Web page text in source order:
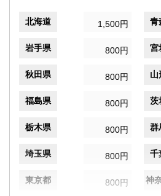
北海道 1,500円 青
岩手県 800円 宮
秋田県 800円 山
福島県 800円 茨
栃木県 800円 群
埼玉県 800円 千
東京都 800円 神